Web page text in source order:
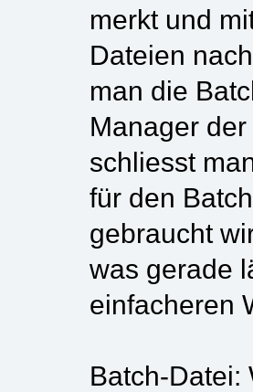
merkt und
Dateien
man die
Manager
schliesst
für den
gebraucht
was gerade
einfacheren
Batch-Datei: